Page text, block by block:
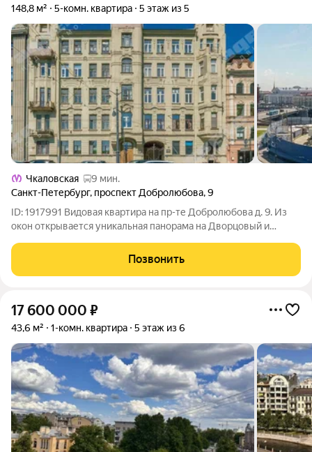
148,8 м² 5-комн. квартира 5 этаж из 5
Чкаловская
9 мин.
Санкт-Петербург, проспект Добролюбова,9
ID: 1917991 Видовая квартира на пр-те Добролюбова д. 9. Из
окон открывается уникальная панорама на Дворцовый и
Ростральными колоннами, Исаакиевский собор и акваторию
Малой Невы. Вид с балкона позволяет
Позвонить
17 600 000 ₽
43,6 м² 1-комн. квартира 5 этаж из 6